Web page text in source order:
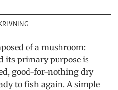
of a mushroom:
its primary purpose is
good-for-nothing dry
to fish again. A simple